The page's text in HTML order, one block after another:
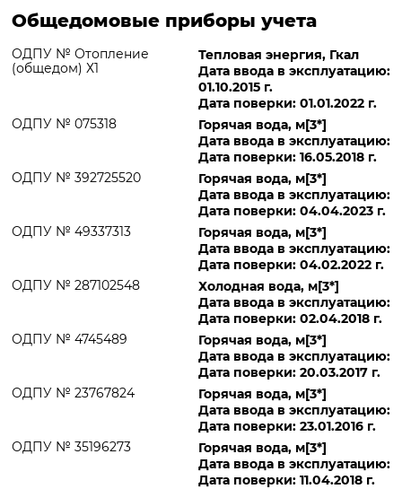
Общедомовые приборы учета
ОДПУ № Отопление
(общедом) Х1
Тепловая энергия, Гкал
Дата ввода в эксплуатацию:
01.10.2015 г.
Дата поверки: 01.01.2022 г.
ОДПУ № 075318
Горячая вода, м[3*]
Дата ввода в эксплуатацию:
Дата поверки: 16.05.2018 г.
ОДПУ № 392725520
Горячая вода, м[3*]
Дата ввода в эксплуатацию:
Дата поверки: 04.04.2023 г.
ОДПУ № 49337313
Горячая вода, м[3*]
Дата ввода в эксплуатацию:
Дата поверки: 04.02.2022 г.
ОДПУ № 287102548
Холодная вода, м[3*]
Дата ввода в эксплуатацию:
Дата поверки: 02.04.2018 г.
ОДПУ № 4745489
Горячая вода, м[3*]
Дата ввода в эксплуатацию:
Дата поверки: 20.03.2017 г.
ОДПУ № 23767824
Горячая вода, м[3*]
Дата ввода в эксплуатацию:
Дата поверки: 23.01.2016 г.
ОДПУ № 35196273
Горячая вода, м[3*]
Дата ввода в эксплуатацию:
Дата поверки: 11.04.2018 г.